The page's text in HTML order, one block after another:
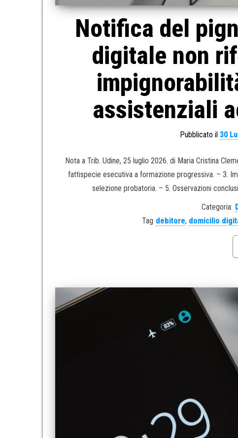
Notifica del
digitale non
assistenziali
Pubblicato il 30
Nota a Trib. Udine, 25 luglio 2026. di Maria Cristina
fattispecie esecutiva a formazione progressiva. – 3.
selezione probatoria. – 5. Osservazioni
Categoria:
Tag debitore, domicilio